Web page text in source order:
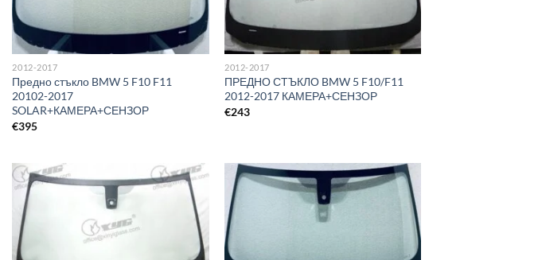
2012-2017
Предно стъкло BMW 5 F10 F11
20102-2017
SOLAR+КАМЕРА+СЕНЗОР
€395
2012-2017
ПРЕДНО СТЪКЛО BMW 5 F10/F11
2012-2017 КАМЕРА+СЕНЗОР
€243